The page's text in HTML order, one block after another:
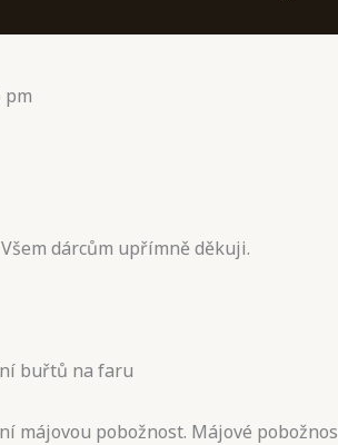
pm
dárcům upřímně děkuji.
buřtů na faru
májovou pobožnost. Májové